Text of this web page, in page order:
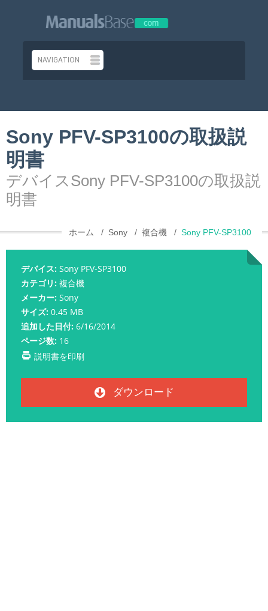
Sony PFV-SP3100の取扱説
明書
デバイスSony PFV-SP3100の取扱説
明書
ホーム Sony 複合機 Sony PFV-SP3100
デバイス: Sony PFV-SP3100
カテゴリ: 複合機
メーカー: Sony
サイズ: 0.45 MB
追加した日付: 6/16/2014
ページ数: 16
説明書を印刷
ダウンロード